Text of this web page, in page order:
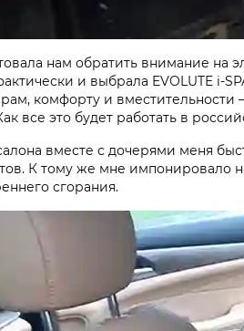
нам обратить внимание
и выбрала EVOLUTE
комфорту и вместительности
все это будет работать в
вместе с дочерями меня
К тому же мне импонировало
сгорания.